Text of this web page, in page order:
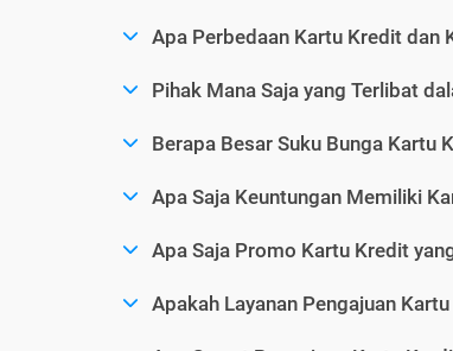
Apa Perbedaan Kartu Kredit dan
Pihak Mana Saja yang Terlibat
Berapa Besar Suku Bunga Kartu
Apa Saja Keuntungan Memiliki
Apa Saja Promo Kartu Kredit
Apakah Layanan Pengajuan